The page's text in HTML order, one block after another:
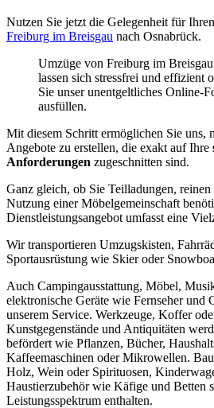
Nutzen Sie jetzt die Gelegenheit für Ihren
Freiburg im Breisgau nach Osnabrück.
Umzüge von Freiburg im
lassen sich stressfrei und effizient
Sie unser unentgeltliches Online-
ausfüllen.
Mit diesem Schritt ermöglichen Sie uns,
Angebote zu erstellen, die exakt auf Ihre
Anforderungen zugeschnitten sind.
Ganz gleich, ob Sie Teilladungen, reinen
Nutzung einer Möbelgemeinschaft
Dienstleistungsangebot umfasst eine
Wir transportieren Umzugskisten,
Sportausrüstung wie Skier oder
Auch Campingausstattung, Möbel,
elektronische Geräte wie Fernseher und
unserem Service. Werkzeuge, Koffer
Kunstgegenstände und Antiquitäten
befördert wie Pflanzen, Bücher,
Kaffeemaschinen oder Mikrowellen.
Holz, Wein oder Spirituosen,
Haustierzubehör wie Käfige und Betten
Leistungsspektrum enthalten.